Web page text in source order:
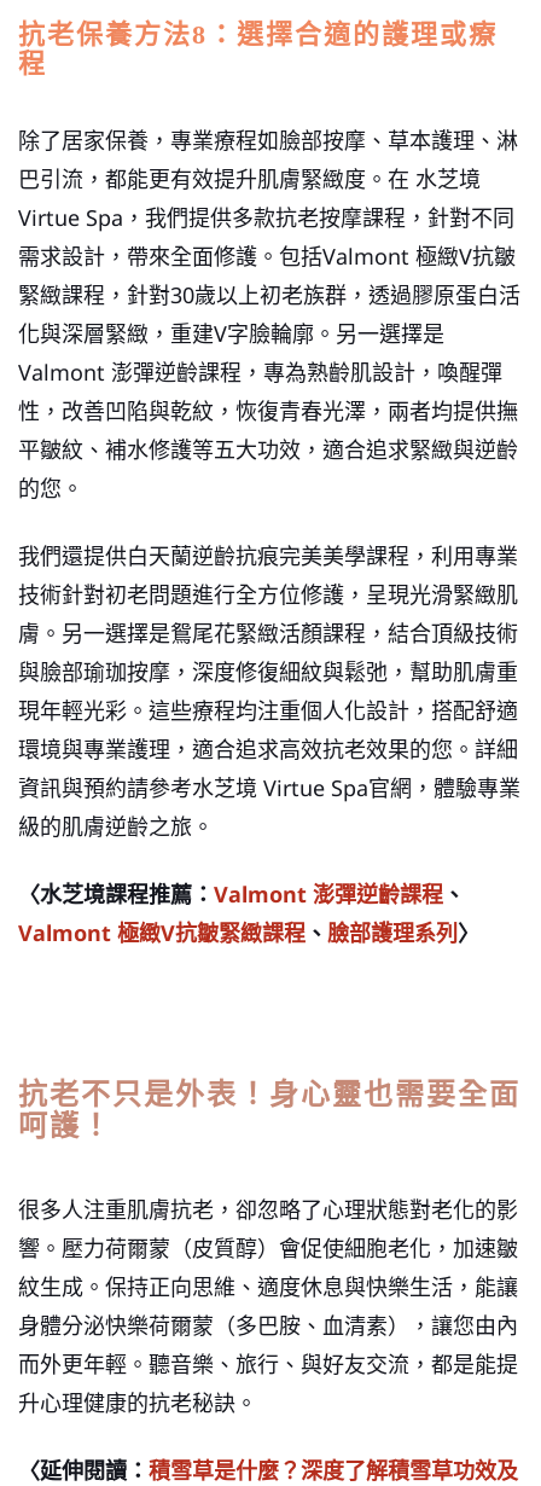
抗老保養方法8：選擇合適的護理或療
程
除了居家保養，專業療程如臉部按摩、草本護理、淋
巴引流，都能更有效提升肌膚緊緻度。在 水芝境
Virtue Spa，我們提供多款抗老按摩課程，針對不同
需求設計，帶來全面修護。包括Valmont 極緻V抗皺
緊緻課程，針對30歲以上初老族群，透過膠原蛋白活
化與深層緊緻，重建V字臉輪廓。另一選擇是
Valmont 澎彈逆齡課程，專為熟齡肌設計，喚醒彈
性，改善凹陷與乾紋，恢復青春光澤，兩者均提供撫
平皺紋、補水修護等五大功效，適合追求緊緻與逆齡
的您。
我們還提供白天蘭逆齡抗痕完美美學課程，利用專業
技術針對初老問題進行全方位修護，呈現光滑緊緻肌
膚。另一選擇是鴛尾花緊緻活顏課程，結合頂級技術
與臉部瑜珈按摩，深度修復細紋與鬆弛，幫助肌膚重
現年輕光彩。這些療程均注重個人化設計，搭配舒適
環境與專業護理，適合追求高效抗老效果的您。詳細
資訊與預約請參考水芝境 Virtue Spa官網，體驗專業
級的肌膚逆齡之旅。
〈水芝境課程推薦： Valmont 澎彈逆齡課程 、
Valmont 極緻V抗皺緊緻課程 、 臉部護理系列 〉
抗老不只是外表！身心靈也需要全面
呵護！
很多人注重肌膚抗老，卻忽略了心理狀態對老化的影
響。壓力荷爾蒙（皮質醇）會促使細胞老化，加速皺
紋生成。保持正向思維、適度休息與快樂生活，能讓
身體分泌快樂荷爾蒙（多巴胺、血清素），讓您由內
而外更年輕。聽音樂、旅行、與好友交流，都是能提
升心理健康的抗老秘訣。
〈延伸閱讀： 積雪草是什麼？深度了解積雪草功效及